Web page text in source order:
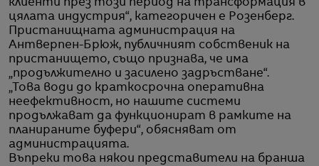
клиенти през този период на трансформация в
цялата индустрия“, категоричен е Розенберг.
Пристанищната администрация на
Антверпен-Брюж, публичният собственик на
пристанището, също признава, че има
„продължително и засилено задръстване“.
„Това води до краткосрочна оперативна
неефективност, но нашите системи
продължават да функционират в рамките на
планираните буфери“, обясняват от
администрацията.
Въпреки това някои представители на бранша